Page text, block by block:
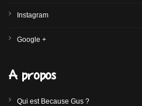
Instagram
Google +
A propos
Qui est Because Gus ?